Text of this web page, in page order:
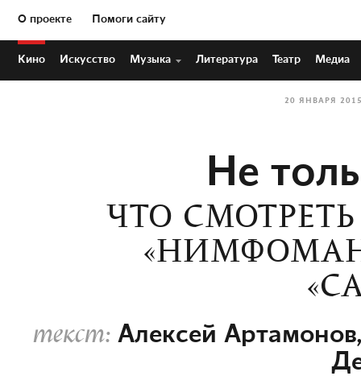
О проекте Помоги сайту
Кино Искусство Музыка Литература Театр Медиа
20 ЯНВАРЯ
Не
ЧТО СМОТРЕТЬ
текст: Алексей Артамонов